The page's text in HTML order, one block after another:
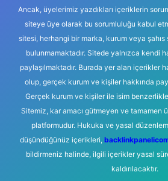
Ancak, üyelerimiz yazdıkları içeriklerin
siteye üye olarak bu sorumluluğu kabul
sitesi, herhangi bir marka, kurum veya şahıs
bulunmamaktadır. Sitede yalnızca kendi
paylaşılmaktadır. Burada yer alan içerikler
olup, gerçek kurum ve kişiler hakkında
Gerçek kurum ve kişiler ile isim
Sitemiz, kar amacı gütmeyen ve tamamen
platformudur. Hukuka ve yasal
düşündüğünüz içerikleri,
bildirmeniz halinde, ilgili içerikler yasal
kaldırılacaktır.